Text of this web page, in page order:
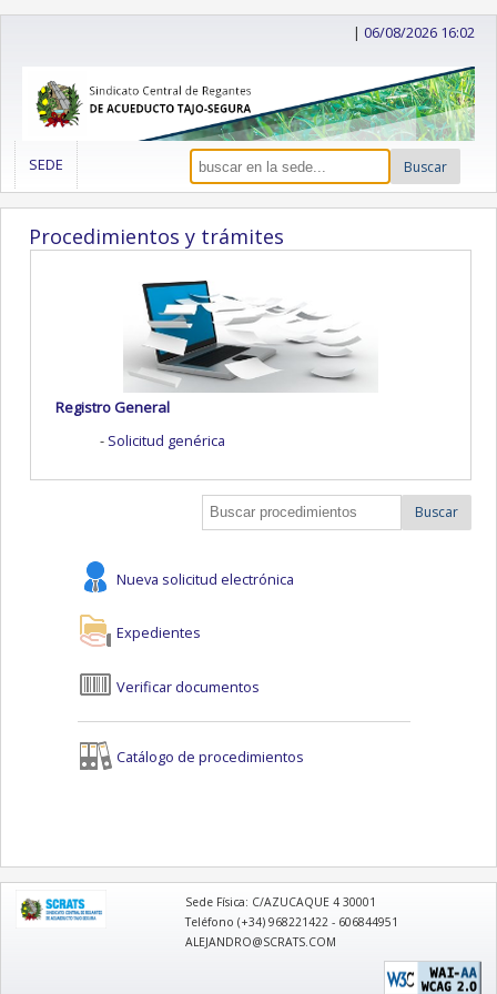
|06/08/2026 16:02
SEDE Buscar
Procedimientos y trámites
Registro General
Solicitud genérica
Buscar
Nueva solicitud electrónica
Expedientes
Verificar documentos
Catálogo de procedimientos
logo
Sede Física: C/AZUCAQUE 4 30001
Teléfono (+34) 968221422 - 606844951
ALEJANDRO@SCRATS.COM